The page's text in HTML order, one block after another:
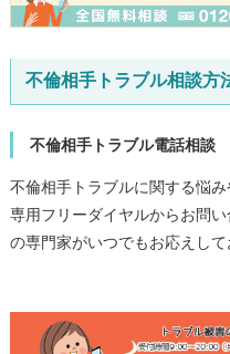
不倫相手トラブル相談方
不倫相手トラブル電話相談
不倫相手トラブルに関する悩
専用フリーダイヤルからお問
の専門家がいつでもお応えして